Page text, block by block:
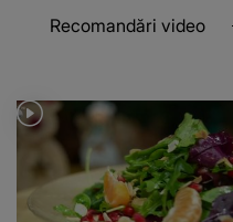
Recomandări video